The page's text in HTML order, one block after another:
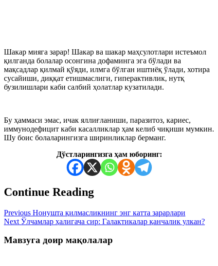
Шакар мияга зарар! Шакар ва шакар маҳсулотлари истеъмол
қилганда болалар осонгина дофаминга эга бўлади ва
мақсадлар қилмай қўяди, илмга бўлган иштиёқ ўлади, хотира
сусайиши, диққат етишмаслиги, гиперактивлик, нутқ
бузилишлари каби салбий ҳолатлар кузатилади.
Бу ҳаммаси эмас, ичак яллиғланиши, паразитоз, кариес,
иммунодефицит каби касалликлар ҳам келиб чиқиши мумкин.
Шу боис болаларингизга ширинликлар берманг.
Дўстларингизга ҳам юборинг:
Continue Reading
Previous Нонушта қилмасликнинг энг катта зарарлари
Next Ўлчамлар ҳалигача сир: Галактикалар қанчалик улкан?
Мавзуга доир мақолалар